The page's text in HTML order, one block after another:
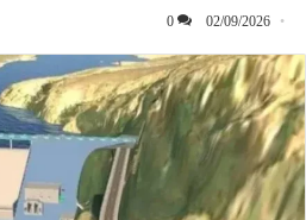
02/09/2026
0